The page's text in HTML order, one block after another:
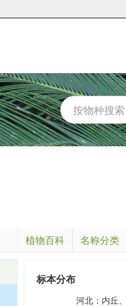
植物百科 名称分类
标本分布
河北： 内丘